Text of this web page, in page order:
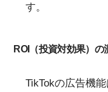
す。
ROI（投資対効果）の
TikTokの広告機